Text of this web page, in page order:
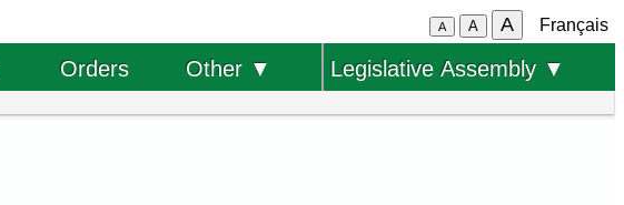
A A A Français
Orders Other ▼ Legislative Assembly ▼